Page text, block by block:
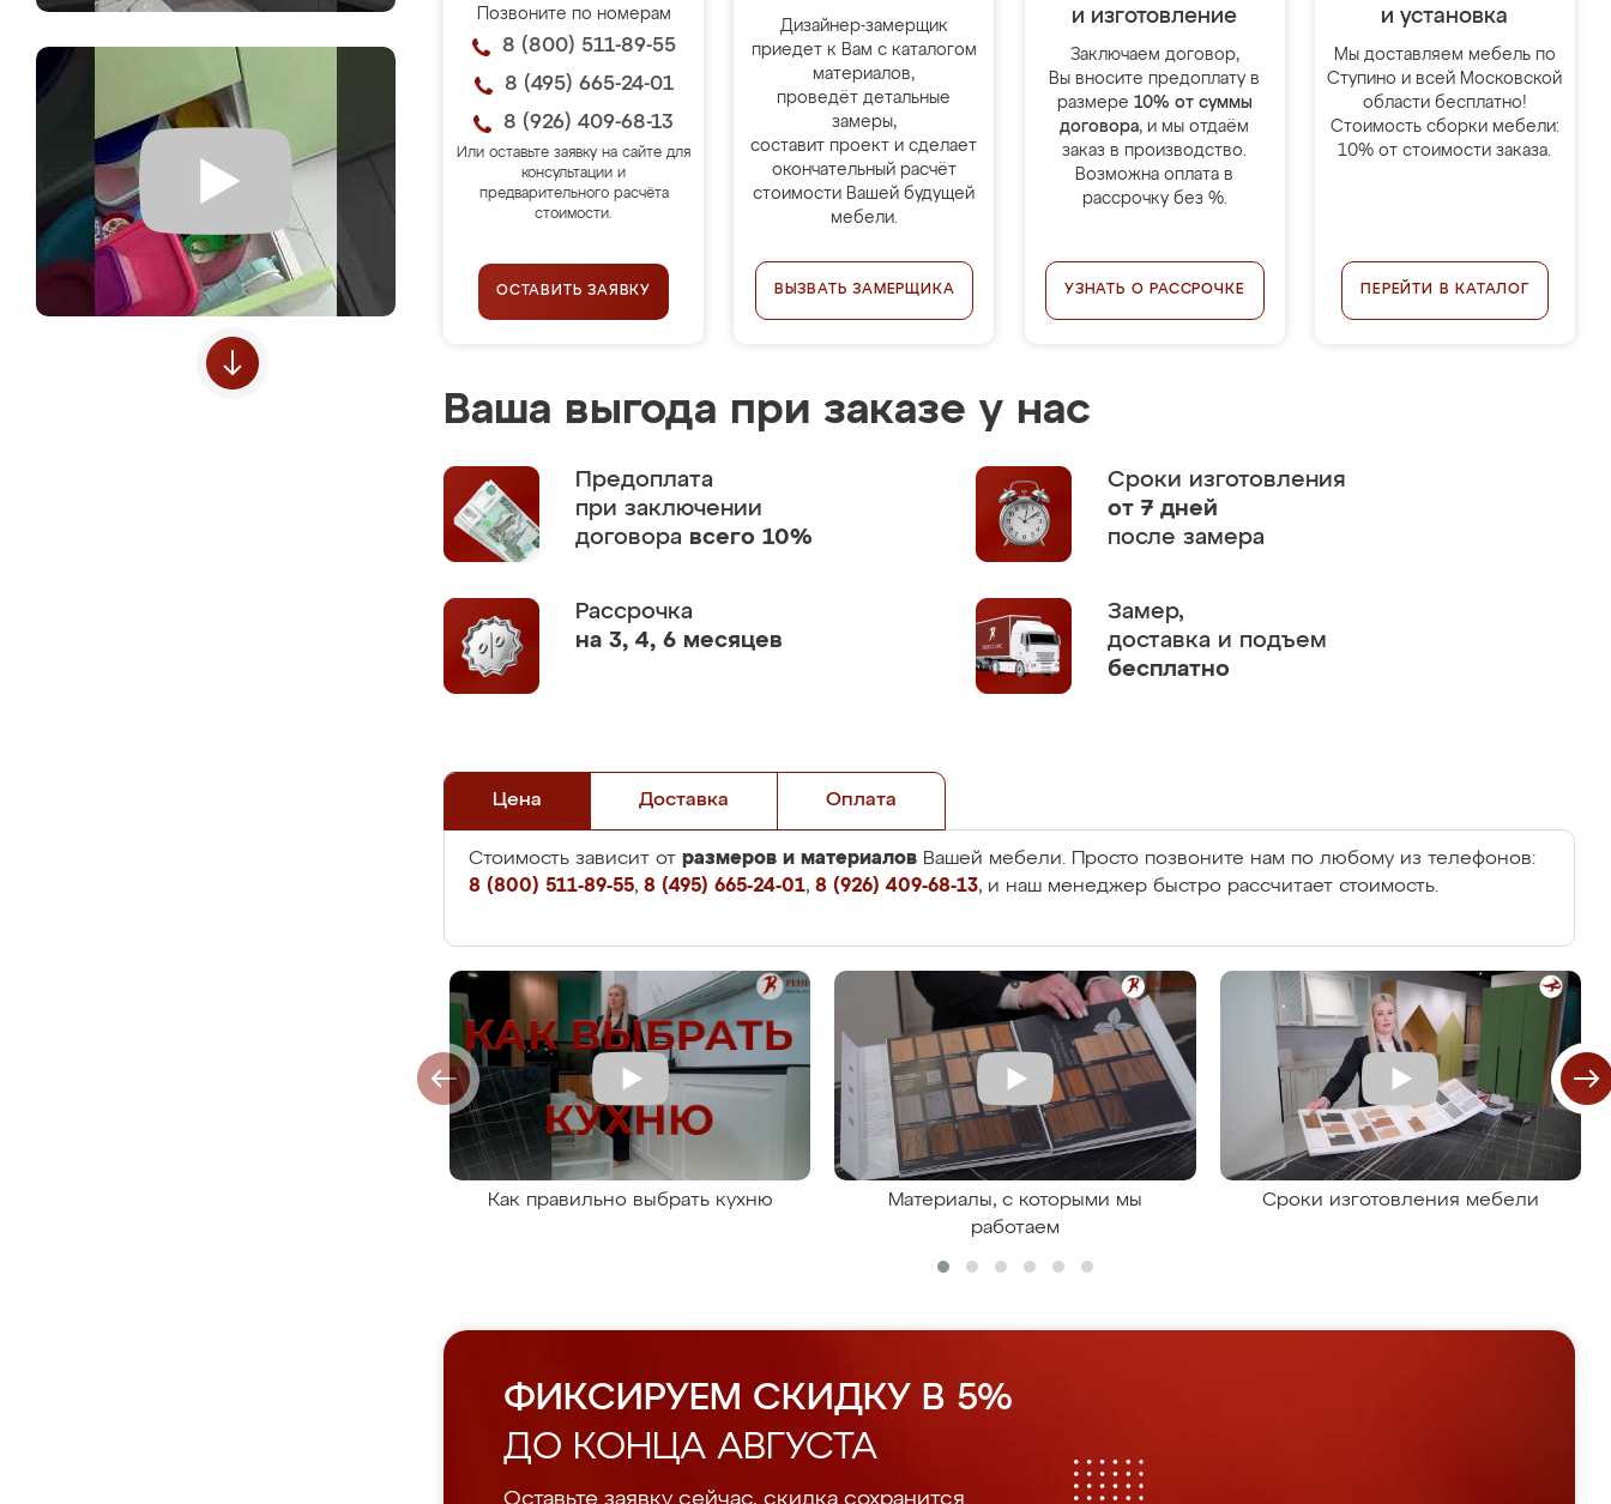
Позвоните по номерам
8 (800) 511-89-55
8 (495) 665-24-01
8 (926) 409-68-13
Или оставьте заявку на сайте для
консультации и
предварительного расчёта
стоимости.
ОСТАВИТЬ ЗАЯВКУ
Дизайнер-замерщик
приедет к Вам с каталогом
материалов,
проведёт детальные
замеры,
составит проект и сделает
окончательный расчёт
стоимости Вашей будущей
мебели.
ВЫЗВАТЬ ЗАМЕРЩИКА
и изготовление
Заключаем договор,
Вы вносите предоплату в
размере 10% от суммы
договора, и мы отдаём
заказ в производство.
Возможна оплата в
рассрочку без %.
УЗНАТЬ О РАССРОЧКЕ
и установка
Мы доставляем мебель по
Ступино и всей Московской
области бесплатно!
Стоимость сборки мебели:
10% от стоимости заказа.
ПЕРЕЙТИ В КАТАЛОГ
Ваша выгода при заказе у нас
Предоплата
при заключении
договора всего 10%
Сроки изготовления
от 7 дней
после замера
Рассрочка
на 3, 4, 6 месяцев
Замер,
доставка и подъем
бесплатно
Цена Доставка Оплата
Стоимость зависит от размеров и материалов Вашей мебели. Просто позвоните нам по любому из телефонов:
8 (800) 511-89-55, 8 (495) 665-24-01, 8 (926) 409-68-13, и наш менеджер быстро рассчитает стоимость.
Как правильно выбрать кухню
Материалы, с которыми мы
работаем
Сроки изготовления мебели
ФИКСИРУЕМ СКИДКУ В 5%
ДО КОНЦА АВГУСТА
Оставьте заявку сейчас, скидка сохранится.